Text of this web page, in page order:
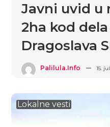
Javni uvid u
2ha kod
Dragoslava
Palilula.info 15.
Lokalne vesti